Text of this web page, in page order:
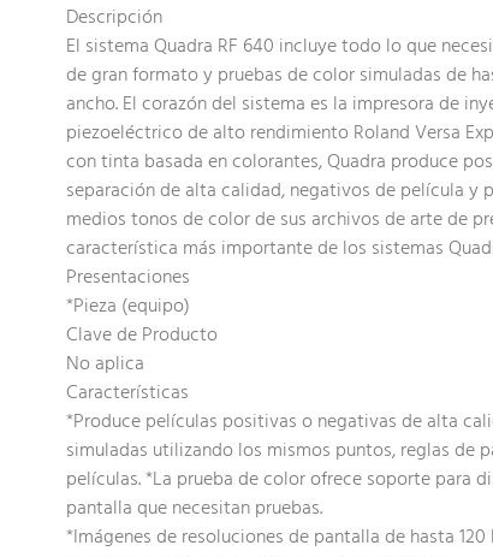
Descripción
El sistema Quadra RF 640 incluye todo lo que
de gran formato y pruebas de color simuladas de
ancho. El corazón del sistema es la impresora de
piezoeléctrico de alto rendimiento Roland Versa
con tinta basada en colorantes, Quadra produce
separación de alta calidad, negativos de película y
medios tonos de color de sus archivos de arte de
característica más importante de los sistemas
Presentaciones
*Pieza (equipo)
Clave de Producto
No aplica
Características
*Produce películas positivas o negativas de alta
simuladas utilizando los mismos puntos, reglas de
películas. *La prueba de color ofrece soporte para
pantalla que necesitan pruebas.
*Imágenes de resoluciones de pantalla de hasta